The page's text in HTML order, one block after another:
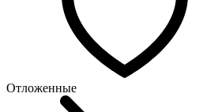
Отложенные